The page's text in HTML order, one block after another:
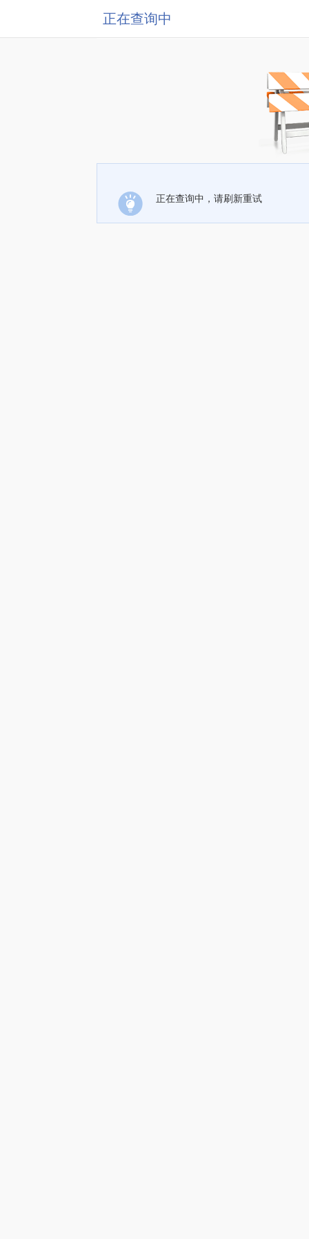
正在查询中
正在查询中，请刷新重试